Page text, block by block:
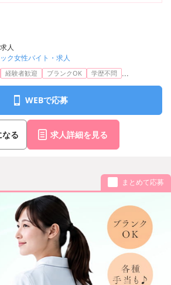
人
ク女性バイト・求人
経験者歓迎 ブランクOK 学歴不問 ...
WEBで応募
なる 求人詳細を見る
まとめて応募